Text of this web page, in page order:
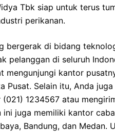
Tbk siap untuk terus
perikanan.
bergerak di bidang
pelanggan di seluruh
mengunjungi kantor
Pusat. Selain itu, Anda
1234567 atau
ini juga memiliki kantor
Bandung, dan Medan.